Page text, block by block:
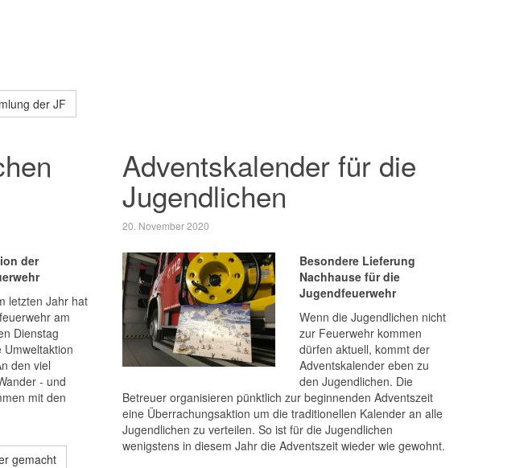
der JF
der
letzten Jahr hat
am
Dienstag
Umweltaktion
den viel
- und
mit den
gemacht
Adventskalender für die
Jugendlichen
20. November 2020
Besondere Lieferung
Nachhause für die
Jugendfeuerwehr
Wenn die Jugendlichen nicht
zur Feuerwehr kommen
dürfen aktuell, kommt der
Adventskalender eben zu
den Jugendlichen. Die
Betreuer organisieren pünktlich zur beginnenden Adventszeit
eine Überrachungsaktion um die traditionellen Kalender an alle
Jugendlichen zu verteilen. So ist für die Jugendlichen
wenigstens in diesem Jahr die Adventszeit wieder wie gewohnt.